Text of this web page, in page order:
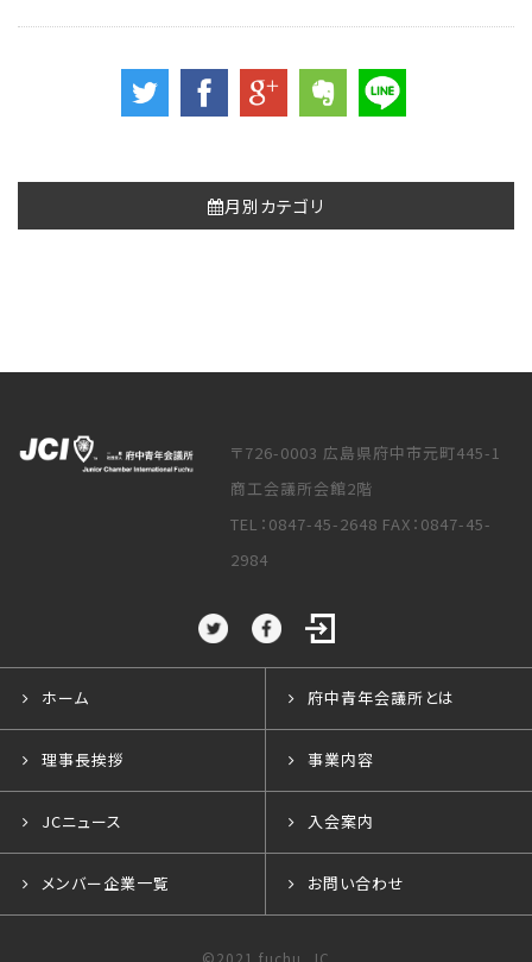
月別カテゴリ
〒726-0003 広島県府中市元町445-1
商工会議所会館2階
TEL：0847-45-2648 FAX：0847-45-
2984
ホーム 府中青年会議所とは
理事長挨拶 事業内容
JCニュース 入会案内
メンバー企業一覧 お問い合わせ